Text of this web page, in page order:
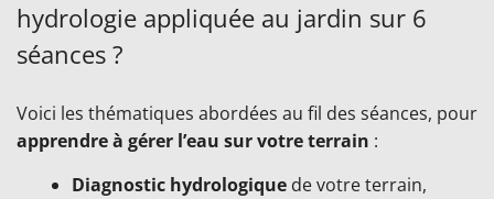
hydrologie appliquée au jardin sur 6
séances ?
Voici les thématiques abordées au fil des séances, pour
apprendre à gérer l’eau sur votre terrain :
Diagnostic hydrologique de votre terrain,